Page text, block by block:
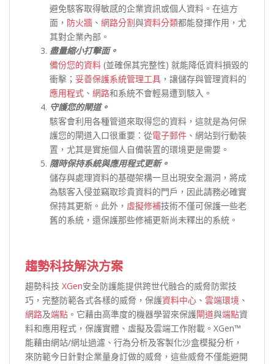
避免駭客取得敏感的企業資訊或個人資料。在這方
面， 防火牆 、 網路分割與資料分類都能發揮作用，尤
其對企業內部。
盡量縮小打擊面。
備份您的資料 (並確保其完整性) 就能降低資料損毀的
衝擊； 妥善保護系統管理工具 ，讓儲存與管理資料的
應用程式 、 網路和系統不會輕易遭到駭入。
守護您的閘道。
駭客會利用各種管道來取得您的資料，這就是為何保
護您的閘道入口很重要：從電子郵件 、網站到行動裝
置，尤其是實施個人自備裝置的環境更是需要。
隨時保持系統與應用程式更新。
儲存與處理資料的基礎架構一旦出現安全漏洞，將成
為駭客入侵並竊取珍貴資料的門戶，因此請務必確實
保持其更新。此外， 虛擬修補技術不僅可保護一些老
舊的系統，還保護那些修補更新尚未釋出的系統。
趨勢科技解決方案
趨勢科技 XGen安全防護能提供跨世代融合的威脅防禦技
巧，完整防範各式各樣的威脅，保護資料中心 、 雲端環境 、
網路及端點 。它藉由高準度的機器學習來保護閘道與端點資
料和應用程式，保護實體、虛擬及雲端工作附載。XGen™
能藉由網站/網址過濾、行為分析及客製化沙盒模擬分析，
來防範今日針對企業量身訂做的威脅，這些威脅不僅能避開